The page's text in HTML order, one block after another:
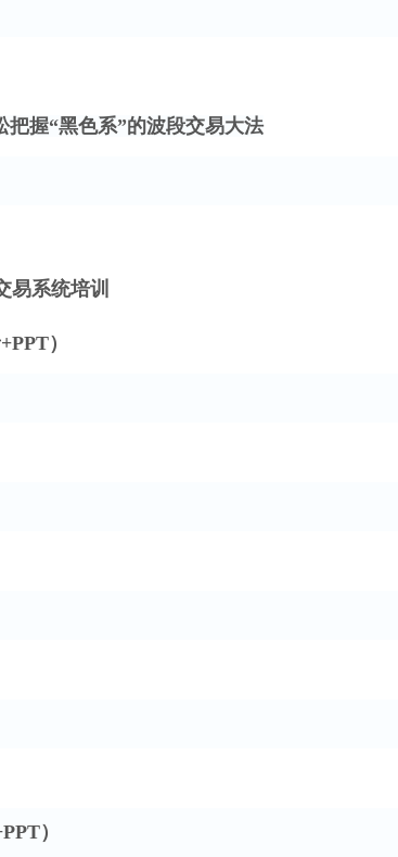
把握“黑色系”的波段交易大法
易系统培训
）
）